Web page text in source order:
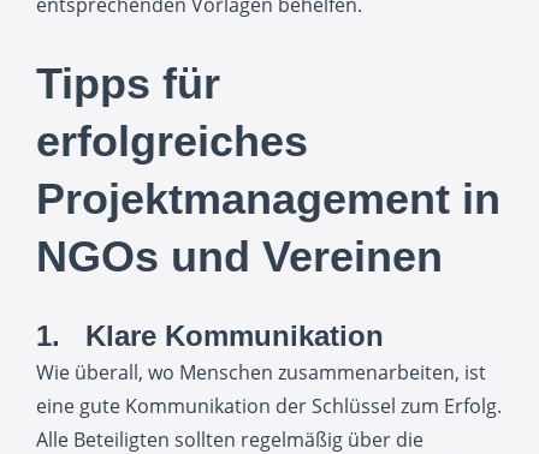
Tipps für
erfolgreiches
Projektmanagement in
NGOs und Vereinen
1. Klare Kommunikation
Wie überall, wo Menschen zusammenarbeiten, ist
eine gute Kommunikation der Schlüssel zum Erfolg.
Alle Beteiligten sollten regelmäßig über die